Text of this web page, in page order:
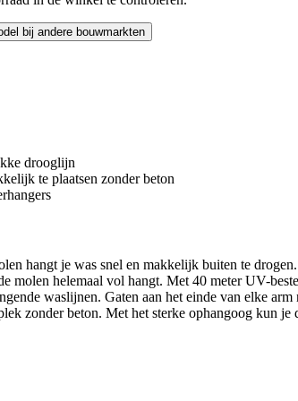
bij andere bouwmarkten
drooglijn
te plaatsen zonder beton
hangt je was snel en makkelijk buiten te
molen helemaal vol hangt. Met 40 meter UV-
waslijnen. Gaten aan het einde van elke
zonder beton. Met het sterke ophangoog kun